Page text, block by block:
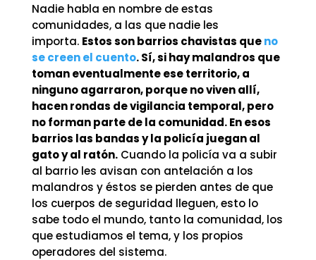
Nadie habla en nombre de estas
comunidades, a las que nadie les
importa. Estos son barrios chavistas queno
se creen el cuento. Sí, si hay malandros que
toman eventualmente ese territorio, a
ninguno agarraron, porque no viven allí,
hacen rondas de vigilancia temporal, pero
no forman parte de la comunidad. En esos
barrios las bandas y la policía juegan al
gato y al ratón.Cuando la policía va a subir
al barrio les avisan con antelación a los
malandros y éstos se pierden antes de que
los cuerpos de seguridad lleguen, esto lo
sabe todo el mundo, tanto la comunidad, los
que estudiamos el tema, y los propios
operadores del sistema.